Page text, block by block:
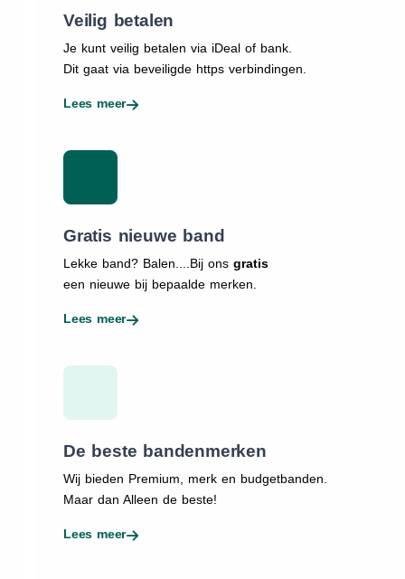
Veilig betalen
Je kunt veilig betalen via iDeal of bank.
Dit gaat via beveiligde https verbindingen.
Lees meer
Gratis nieuwe band
Lekke band? Balen....Bij ons gratis
een nieuwe bij bepaalde merken.
Lees meer
De beste bandenmerken
Wij bieden Premium, merk en budgetbanden.
Maar dan Alleen de beste!
Lees meer